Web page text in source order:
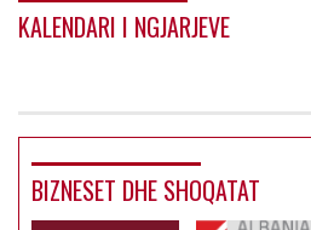
KALENDARI I NGJARJEVE
BIZNESET DHE SHOQATAT